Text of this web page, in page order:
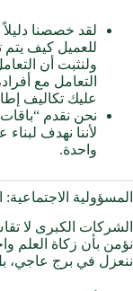
لقد خصصنا دليلاً
للعميل كيف يتم
ولنثبت أن
التعامل مع
عليك تكاليف
نحن نقدم
لأننا نهدف
واحدة.
المسؤولية الاجتماعية:
الشركات الكبرى لا
نؤمن بأن زكاة العلم
ننعزل في برج عاجي،